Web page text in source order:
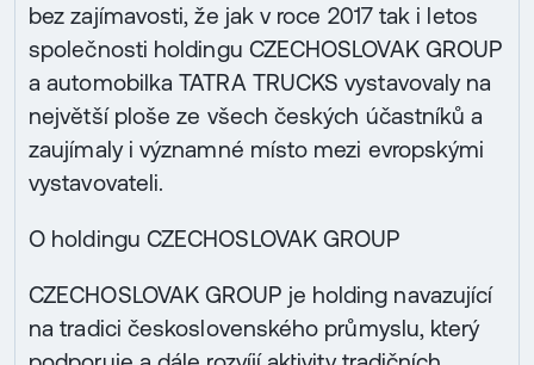
bez zajímavosti, že jak v roce 2017 tak i letos
společnosti holdingu CZECHOSLOVAK GROUP
a automobilka TATRA TRUCKS vystavovaly na
největší ploše ze všech českých účastníků a
zaujímaly i významné místo mezi evropskými
vystavovateli.
O holdingu CZECHOSLOVAK GROUP
CZECHOSLOVAK GROUP je holding navazující
na tradici československého průmyslu, který